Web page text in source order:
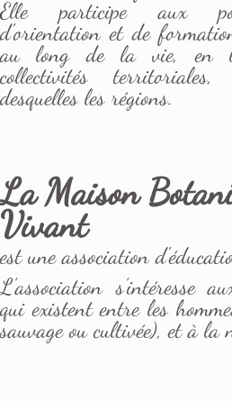
Elle participe aux
d'orientation et de
au long de la vie, en
collectivités
desquelles les régions.
La Maison
Vivant
est une association
L’association s’intéresse
qui existent entre les
sauvage ou cultivée), et à la